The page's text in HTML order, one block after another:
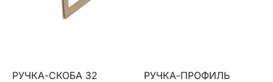
РУЧКА-СКОБА 32
РУЧКА-ПРОФИЛЬ